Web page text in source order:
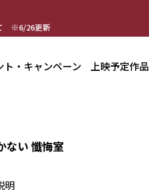
て ※6/26更新
ト・キャンペーン 上映予定作品
ない 懺悔室
明